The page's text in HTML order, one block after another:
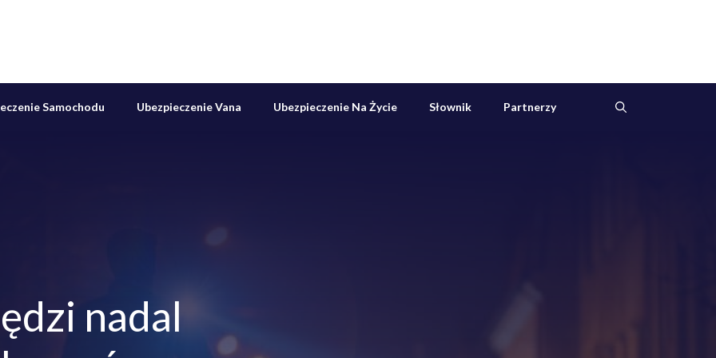
Samochodu Ubezpieczenie Vana Ubezpieczenie Na Życie Słownik Partnerzy
nadal